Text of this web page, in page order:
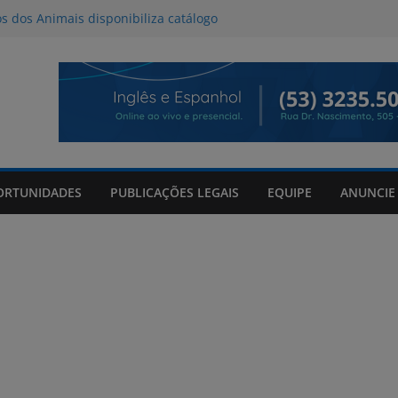
dos Animais disponibiliza catálogo
entre quinta e sexta-feira
Tributo a Raul Seixas no Praça
mateada e shows no Praça Shopping
06/08/2026
PUBLICAÇÕES LEGAIS EQUIPE ANUNCIE